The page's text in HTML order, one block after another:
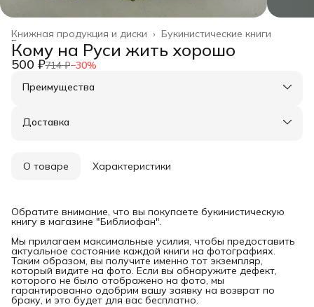
Букинистические книги
Книжная продукция и диски ›
Главная
Кому на Руси жить хорошо
500 ₽714 ₽−30%
Преимущества
Оплата частями в Сплит
Удобный возврат
Доставка
О товаре Характеристики
Обратите внимание, что вы покупаете букинистическую
книгу в магазине "Библиофан".
Мы прилагаем максимальные усилия, чтобы предоставить
актуальное состояние каждой книги на фотографиях.
Таким образом, вы получите именно тот экземпляр,
который видите на фото. Если вы обнаружите дефект,
которого не было отображено на фото, мы
гарантированно одобрим вашу заявку на возврат по
браку, и это будет для вас бесплатно.